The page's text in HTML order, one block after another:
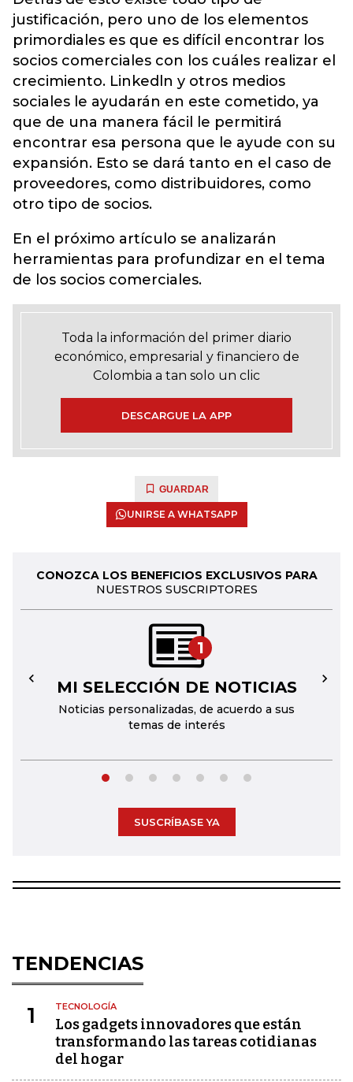
justificación, pero uno de los elementos
primordiales es que es difícil encontrar los
socios comerciales con los cuáles realizar el
crecimiento. Linkedln y otros medios
sociales le ayudarán en este cometido, ya
que de una manera fácil le permitirá
encontrar esa persona que le ayude con su
expansión. Esto se dará tanto en el caso de
proveedores, como distribuidores, como
otro tipo de socios.
En el próximo artículo se analizarán
herramientas para profundizar en el tema
de los socios comerciales.
Toda la información del primer diario
económico, empresarial y financiero de
Colombia a tan solo un clic
DESCARGUE LA APP
GUARDAR
UNIRSE A WHATSAPP
CONOZCA LOS BENEFICIOS EXCLUSIVOS PARA
NUESTROS SUSCRIPTORES
1
MI SELECCIÓN DE NOTICIAS
Noticias personalizadas, de acuerdo a sus
temas de interés
← →
SUSCRÍBASE YA
TENDENCIAS
1 TECNOLOGÍA
Los gadgets innovadores que están
transformando las tareas cotidianas
del hogar